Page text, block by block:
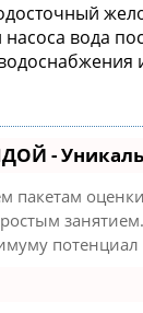
вода
-
пакетам